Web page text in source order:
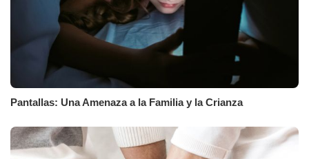
Pantallas: Una Amenaza a la Familia y la Crianza